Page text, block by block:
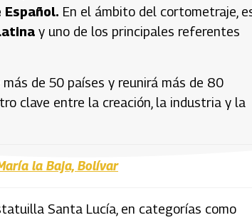
Español. En el ámbito del cortometraje,
y uno de los principales referentes
de 50 países y reunirá más de 80
clave entre la creación, la industria y la
la Baja, Bolívar
Santa Lucía, en categorías como